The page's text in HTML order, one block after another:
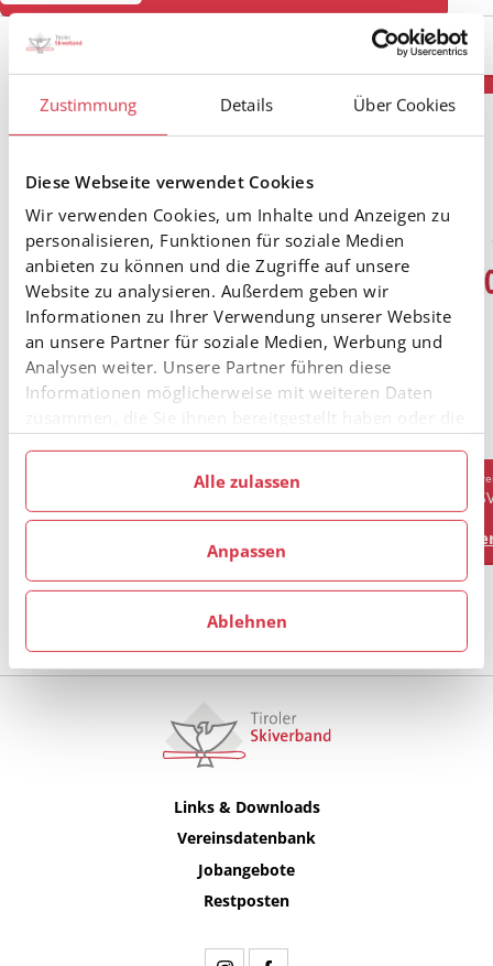
Zustimmung Details Über Cookies
Diese Webseite verwendet Cookies
Wir verwenden Cookies, um Inhalte und Anzeigen zu
personalisieren, Funktionen für soziale Medien
anbieten zu können und die Zugriffe auf unsere
Website zu analysieren. Außerdem geben wir
Informationen zu Ihrer Verwendung unserer Website
an unsere Partner für soziale Medien, Werbung und
Analysen weiter. Unsere Partner führen diese
Informationen möglicherweise mit weiteren Daten
Alle zulassen
Anpassen
Ablehnen
Links & Downloads
Vereinsdatenbank
Jobangebote
Restposten